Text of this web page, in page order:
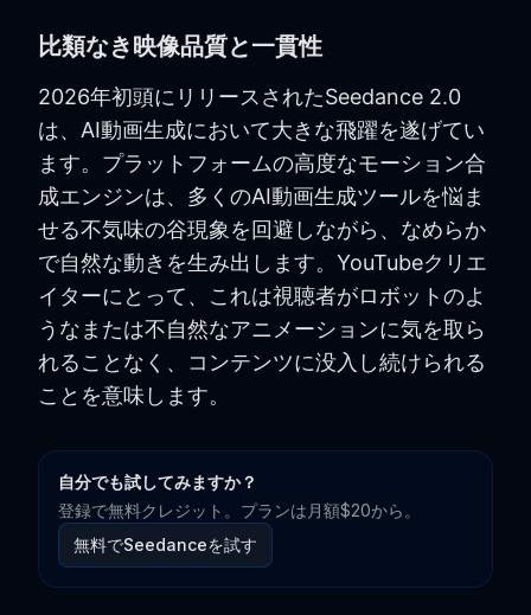
比類なき映像品質と一貫性
2026年初頭にリリースされたSeedance 2.0
は、AI動画生成において大きな飛躍を遂げてい
ます。プラットフォームの高度なモーション合
成エンジンは、多くのAI動画生成ツールを悩ま
せる不気味の谷現象を回避しながら、なめらか
で自然な動きを生み出します。YouTubeクリエ
イターにとって、これは視聴者がロボットのよ
うなまたは不自然なアニメーションに気を取ら
れることなく、コンテンツに没入し続けられる
ことを意味します。
自分でも試してみますか？
登録で無料クレジット。プランは月額$20から。
無料でSeedanceを試す